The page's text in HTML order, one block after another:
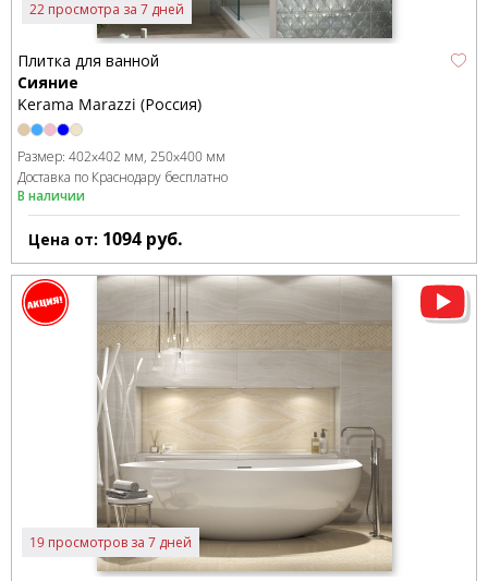
22 просмотра за 7 дней
Плитка для ванной
Сияние
Kerama Marazzi (Россия)
Размер: 402x402 мм 250x400 мм
Доставка по Краснодару бесплатно
В наличии
Цена от: 1094 руб.
19 просмотров за 7 дней